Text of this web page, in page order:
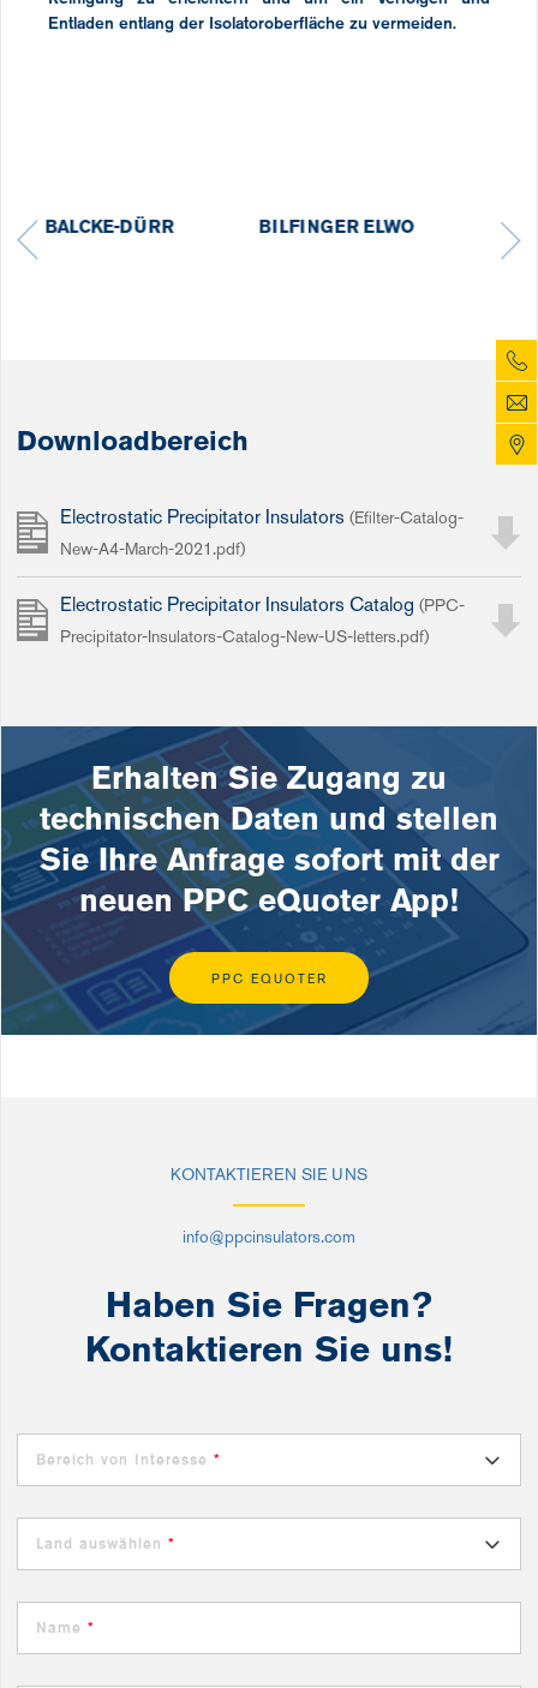
Entladen entlang der Isolatoroberfläche zu vermeiden.
BIPROMET COSTAIN
Downloadbereich
Electrostatic Precipitator Insulators (Efilter-Catalog-
New-A4-March-2021.pdf)
Electrostatic Precipitator Insulators Catalog (PPC-
Precipitator-Insulators-Catalog-New-US-letters.pdf)
Erhalten Sie Zugang zu
technischen Daten und stellen
Sie Ihre Anfrage sofort mit der
neuen PPC eQuoter App!
PPC EQUOTER
KONTAKTIEREN SIE UNS
info@ppcinsulators.com
Haben Sie Fragen?
Kontaktieren Sie uns!
Bereich von Interesse *
Land auswählen *
Name *